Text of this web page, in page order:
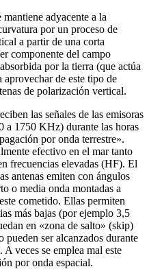
adyacente a la
por un proceso de
a partir de una corta
componente del campo
por la tierra (que actúa
de este tipo de
de polarización vertical.
las señales de las emisoras
a 1750 KHz) durante las horas
por onda terrestre».
efectivo en el mar tanto
frecuencias elevadas (HF). El
antenas emiten con ángulos
o media onda montadas a
cometido. Ellas permiten
más bajas (por ejemplo 3,5
en «zona de salto» (skip)
ser alcanzados durante
veces se emplea mal este
por onda espacial.